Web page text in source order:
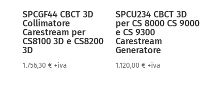
SPCGF44 CBCT 3D
Collimatore
Carestream per
CS8100 3D e CS8200
3D
1.756,30 € +iva
SPCU234 CBCT 3D
per CS 8000 CS 9000
e CS 9300
Carestream
Generatore
1.120,00€ +iva